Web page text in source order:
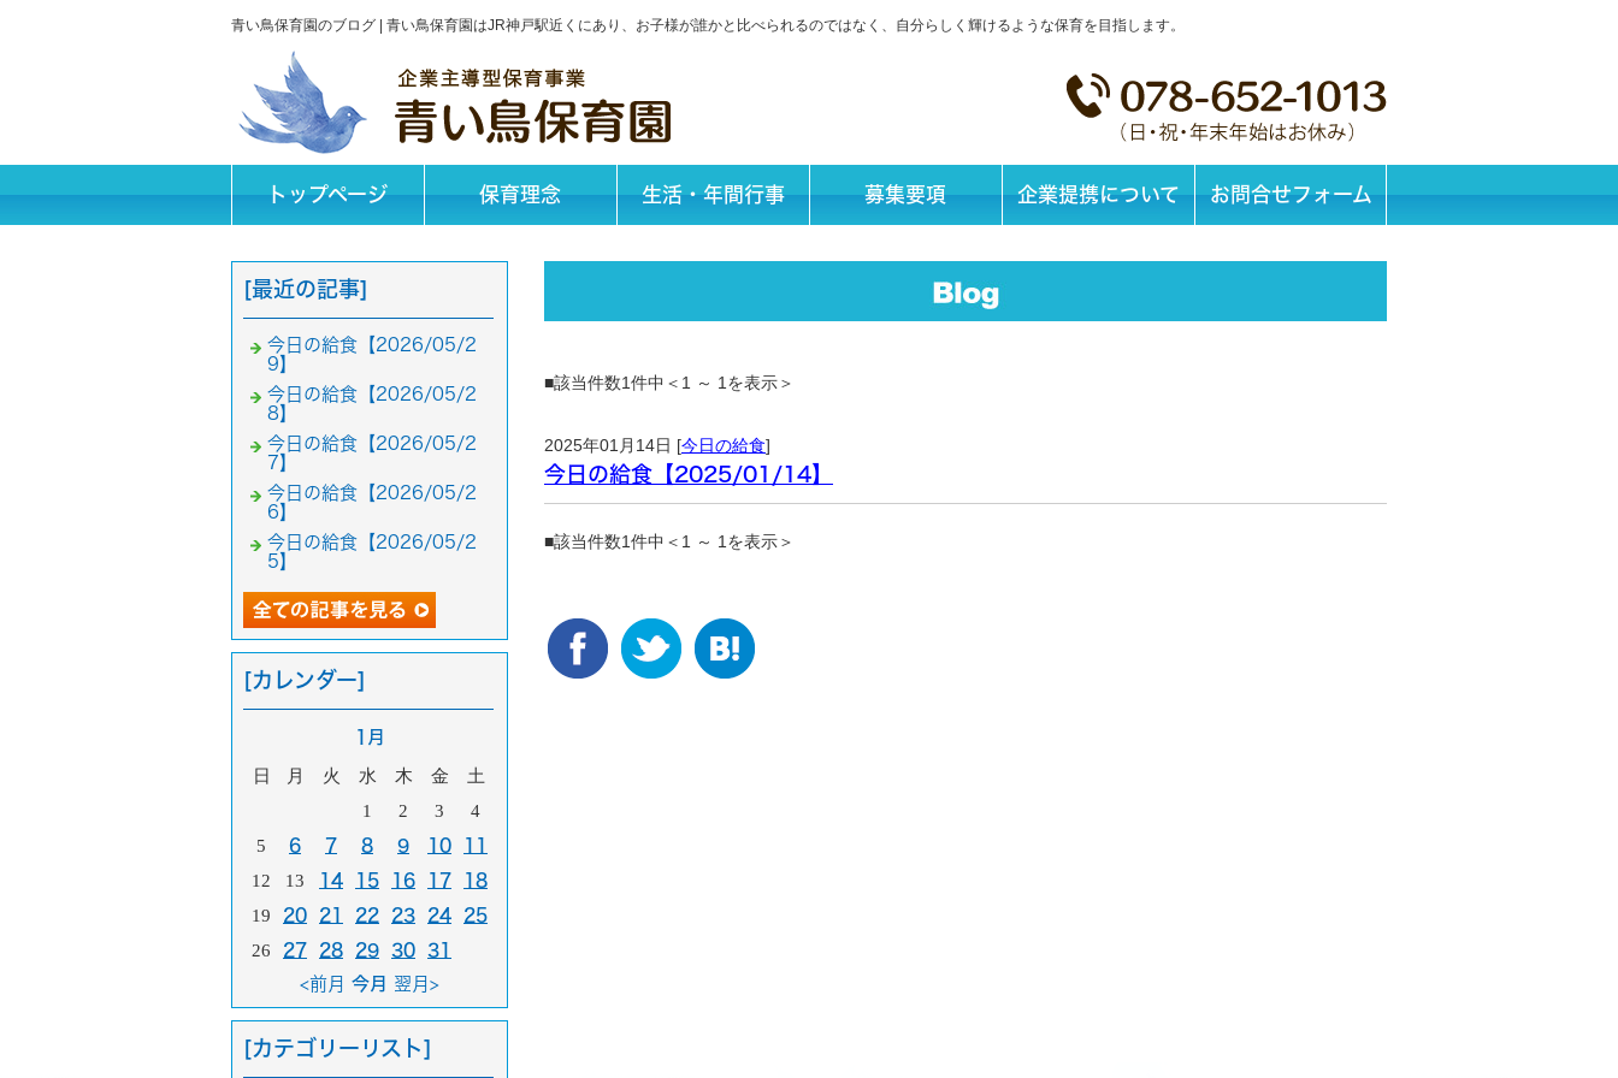
青い鳥保育園のブログ | 青い鳥保育園はJR神戸駅近くにあり、お子様が誰かと比べられるのではなく、自分らしく輝けるような保育を目指します。
トップページ 保育理念 生活・年間行事 募集要項 企業提携について お問合せフォーム
■該当件数1件中＜1 ～ 1を表示＞
2025年01月14日 [今日の給食]
今日の給食【2025/01/14】
■該当件数1件中＜1 ～ 1を表示＞
[最近の記事]
今日の給食【2026/05/2
9】
今日の給食【2026/05/2
8】
今日の給食【2026/05/2
7】
今日の給食【2026/05/2
6】
今日の給食【2026/05/2
5】
[カレンダー]
1月
日 月 火 水 木 金
土
1
2 3
4
5
6 7 8 9 10 11
12 13 14 15 16 17 18
19 20 21 22 23 24 25
26 27 28 29 30
31
<前月 今月 翌月>
[カテゴリーリスト]